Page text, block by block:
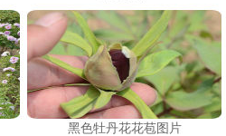
黑色牡丹花花苞图片